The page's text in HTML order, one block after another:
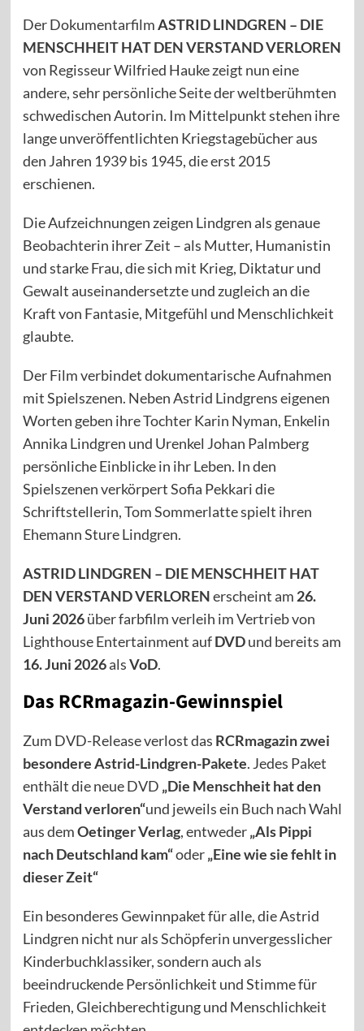
Der DokumentarfilmASTRID LINDGREN – DIE
MENSCHHEIT HAT DEN VERSTAND VERLOREN
von Regisseur Wilfried Hauke zeigt nun eine
andere, sehr persönliche Seite der weltberühmten
schwedischen Autorin. Im Mittelpunkt stehen ihre
lange unveröffentlichten Kriegstagebücher aus
den Jahren 1939 bis 1945, die erst 2015
erschienen.
Die Aufzeichnungen zeigen Lindgren als genaue
Beobachterin ihrer Zeit – als Mutter, Humanistin
und starke Frau, die sich mit Krieg, Diktatur und
Gewalt auseinandersetzte und zugleich an die
Kraft von Fantasie, Mitgefühl und Menschlichkeit
glaubte.
Der Film verbindet dokumentarische Aufnahmen
mit Spielszenen. Neben Astrid Lindgrens eigenen
Worten geben ihre Tochter Karin Nyman, Enkelin
Annika Lindgren und Urenkel Johan Palmberg
persönliche Einblicke in ihr Leben. In den
Spielszenen verkörpert Sofia Pekkari die
Schriftstellerin, Tom Sommerlatte spielt ihren
Ehemann Sture Lindgren.
ASTRID LINDGREN – DIE MENSCHHEIT HAT
DEN VERSTAND VERLORENerscheint am 26.
Juni 2026über farbfilm verleih im Vertrieb von
Lighthouse Entertainment aufDVDund bereits am
16. Juni 2026alsVoD.
Das RCRmagazin-Gewinnspiel
Zum DVD-Release verlost das RCRmagazin zwei
besondere Astrid-Lindgren-Pakete. Jedes Paket
enthält die neue DVD „Die Menschheit hat den
Verstand verloren“und jeweils ein Buch nach Wahl
aus demOetinger Verlag, entweder„Als Pippi
nach Deutschland kam“oder„Eine wie sie fehlt in
dieser Zeit“
Ein besonderes Gewinnpaket für alle, die Astrid
Lindgren nicht nur als Schöpferin unvergesslicher
Kinderbuchklassiker, sondern auch als
beeindruckende Persönlichkeit und Stimme für
Frieden, Gleichberechtigung und Menschlichkeit